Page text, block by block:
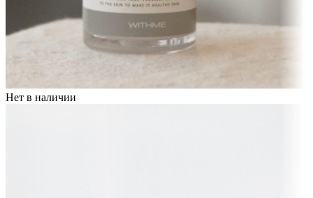
Нет в наличии